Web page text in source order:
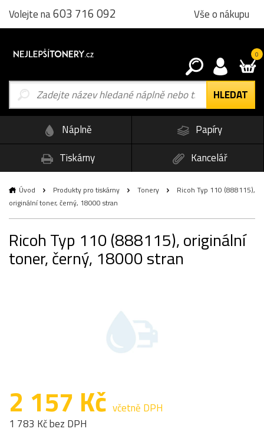
Volejte na603 716 092 Vše o nákupu
0
Náplně
Papíry
Tiskárny
Kancelář
Úvod Produkty pro tiskárny Tonery
Ricoh Typ 110 (888115),
originální toner, černý, 18000 stran
Ricoh Typ 110 (888115), originální
toner, černý, 18000 stran
2 157 Kč včetně DPH
1 783 Kč bez DPH